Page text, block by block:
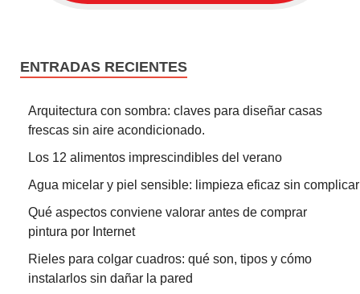
ENTRADAS RECIENTES
Arquitectura con sombra: claves para diseñar casas
frescas sin aire acondicionado.
Los 12 alimentos imprescindibles del verano
Agua micelar y piel sensible: limpieza eficaz sin
Qué aspectos conviene valorar antes de comprar
pintura por Internet
Rieles para colgar cuadros: qué son, tipos y cómo
instalarlos sin dañar la pared